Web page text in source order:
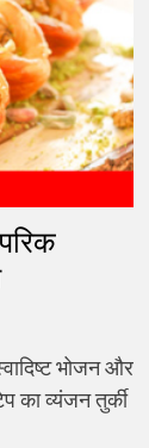
भोजन और
का व्यंजन तुर्की